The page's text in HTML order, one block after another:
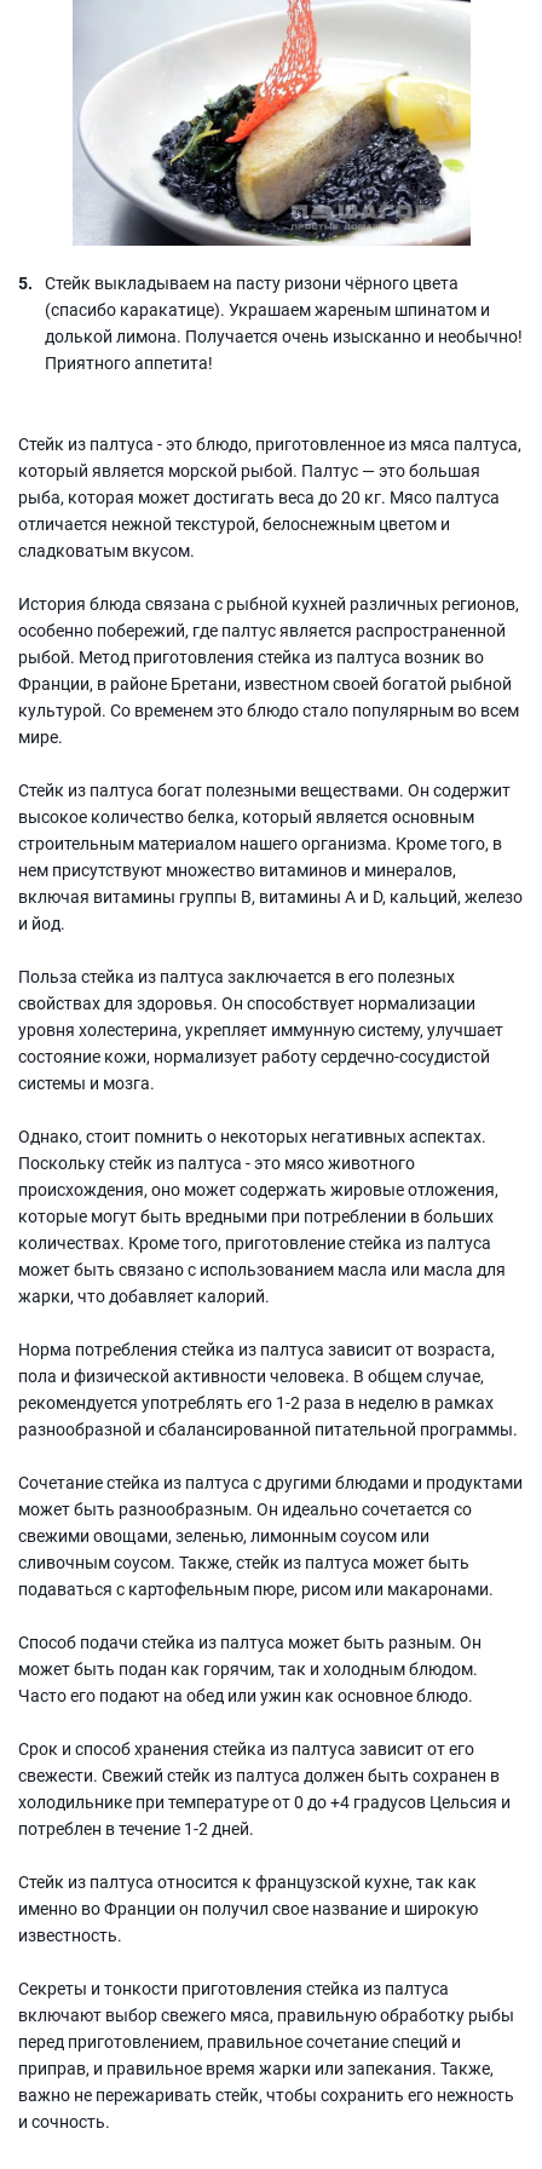
Стейк выкладываем на пасту ризони чёрного цвета
(спасибо каракатице). Украшаем жареным шпинатом и
долькой лимона. Получается очень изысканно и необычно!
Приятного аппетита!
Стейк из палтуса - это блюдо, приготовленное из мяса палтуса,
который является морской рыбой. Палтус — это большая
рыба, которая может достигать веса до 20 кг. Мясо палтуса
отличается нежной текстурой, белоснежным цветом и
сладковатым вкусом.
История блюда связана с рыбной кухней различных регионов,
особенно побережий, где палтус является распространенной
рыбой. Метод приготовления стейка из палтуса возник во
Франции, в районе Бретани, известном своей богатой рыбной
культурой. Со временем это блюдо стало популярным во всем
мире.
Стейк из палтуса богат полезными веществами. Он содержит
высокое количество белка, который является основным
строительным материалом нашего организма. Кроме того, в
нем присутствуют множество витаминов и минералов,
включая витамины группы B, витамины A и D, кальций, железо
и йод.
Польза стейка из палтуса заключается в его полезных
свойствах для здоровья. Он способствует нормализации
уровня холестерина, укрепляет иммунную систему, улучшает
состояние кожи, нормализует работу сердечно-сосудистой
системы и мозга.
Однако, стоит помнить о некоторых негативных аспектах.
Поскольку стейк из палтуса - это мясо животного
происхождения, оно может содержать жировые отложения,
которые могут быть вредными при потреблении в больших
количествах. Кроме того, приготовление стейка из палтуса
может быть связано с использованием масла или масла для
жарки, что добавляет калорий.
Норма потребления стейка из палтуса зависит от возраста,
пола и физической активности человека. В общем случае,
рекомендуется употреблять его 1-2 раза в неделю в рамках
разнообразной и сбалансированной питательной программы.
Сочетание стейка из палтуса с другими блюдами и продуктами
может быть разнообразным. Он идеально сочетается со
свежими овощами, зеленью, лимонным соусом или
сливочным соусом. Также, стейк из палтуса может быть
подаваться с картофельным пюре, рисом или макаронами.
Способ подачи стейка из палтуса может быть разным. Он
может быть подан как горячим, так и холодным блюдом.
Часто его подают на обед или ужин как основное блюдо.
Срок и способ хранения стейка из палтуса зависит от его
свежести. Свежий стейк из палтуса должен быть сохранен в
холодильнике при температуре от 0 до +4 градусов Цельсия и
потреблен в течение 1-2 дней.
Стейк из палтуса относится к французской кухне, так как
именно во Франции он получил свое название и широкую
известность.
Секреты и тонкости приготовления стейка из палтуса
включают выбор свежего мяса, правильную обработку рыбы
перед приготовлением, правильное сочетание специй и
приправ, и правильное время жарки или запекания. Также,
важно не пережаривать стейк, чтобы сохранить его нежность
и сочность.